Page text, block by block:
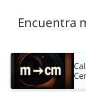
Encuentra